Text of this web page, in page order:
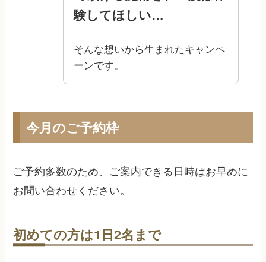
験してほしい…
そんな想いから生まれたキャンペ
ーンです。
今月のご予約枠
ご予約多数のため、ご案内できる日時はお早めに
お問い合わせください。
初めての方は1日2名まで